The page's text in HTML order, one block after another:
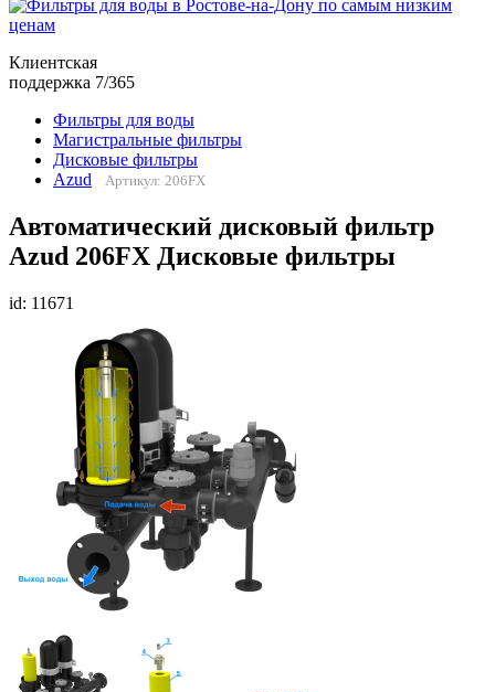
Клиентская
поддержка 7/365
Фильтры для воды
Магистральные фильтры
Дисковые фильтры
Azud
Артикул: 206FX
Автоматический дисковый фильтр
Azud 206FX Дисковые фильтры
id: 11671